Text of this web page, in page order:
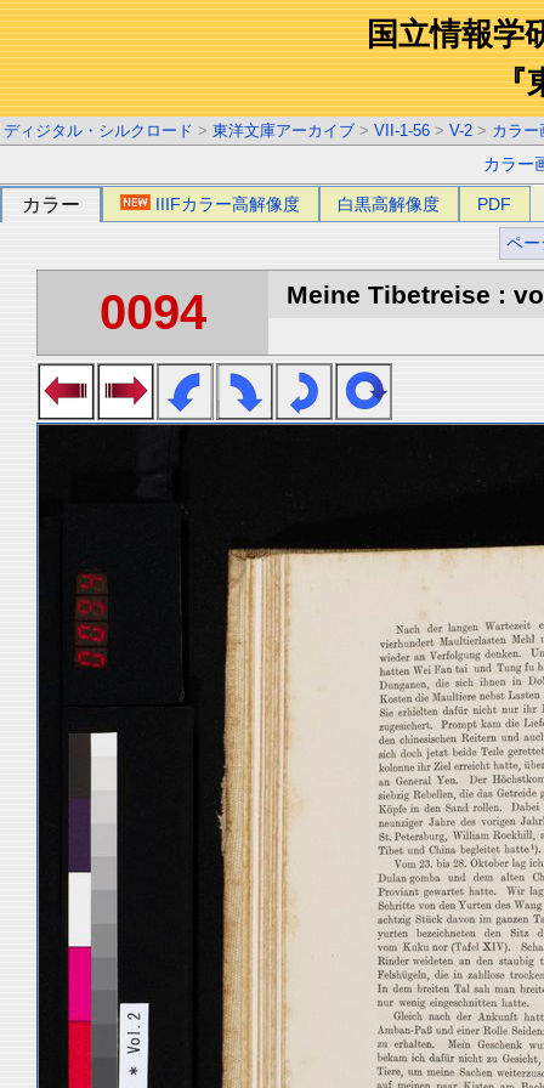
国立情報学
『
ディジタル・シルクロード > 東洋文庫アーカイブ > VII-1-56 > V-2 > カラー
カラー
カラー IIIFカラー高解像度 白黒高解像度 PDF
ペー
0094 Meine Tibetreise :